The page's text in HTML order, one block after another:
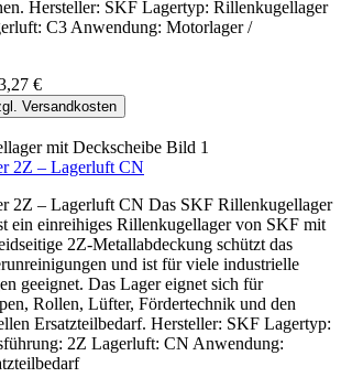
Hersteller: SKF Lagertyp: Rillenkugellager
C3 Anwendung: Motorlager /
€
Versandkosten
2Z – Lagerluft CN
2Z – Lagerluft CN Das SKF Rillenkugellager
ein einreihiges Rillenkugellager von SKF mit
2Z-Metallabdeckung schützt das
und ist für viele industrielle
geeignet. Das Lager eignet sich für
Rollen, Lüfter, Fördertechnik und den
Ersatzteilbedarf. Hersteller: SKF Lagertyp:
2Z Lagerluft: CN Anwendung: